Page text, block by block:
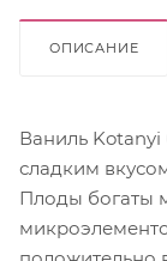
ОПИСАНИЕ
Ваниль Kotanyi
сладким
Плоды богаты